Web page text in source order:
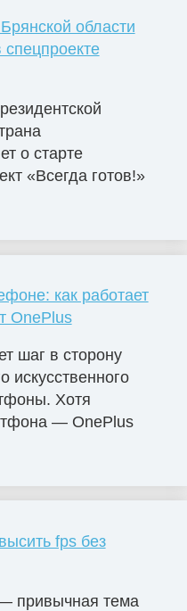
области
о старте
«Всегда готов!»
как работает
OnePlus
шаг в сторону
искусственного
Хотя
— OnePlus
fps без
привычная тема